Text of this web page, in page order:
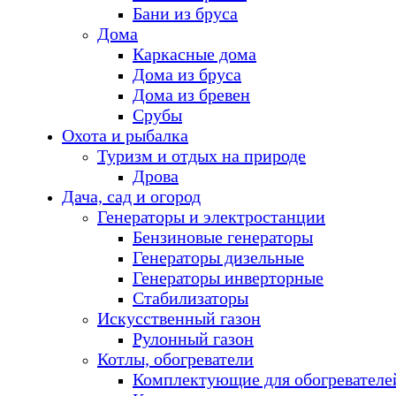
Бани из бруса
Дома
Каркасные дома
Дома из бруса
Дома из бревен
Срубы
Охота и рыбалка
Туризм и отдых на природе
Дрова
Дача, сад и огород
Генераторы и электростанции
Бензиновые генераторы
Генераторы дизельные
Генераторы инверторные
Стабилизаторы
Искусственный газон
Рулонный газон
Котлы, обогреватели
Комплектующие для